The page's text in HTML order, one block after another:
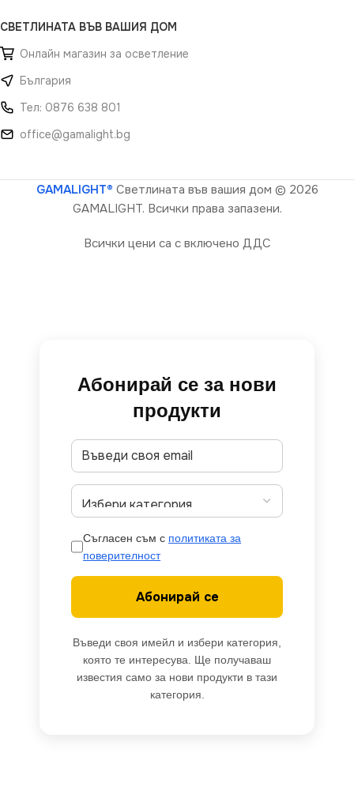
СВЕТЛИНАТА ВЪВ ВАШИЯ ДОМ
Онлайн магазин за осветление
България
Тел: 0876 638 801
office@gamalight.bg
GAMALIGHT® Светлината във вашия дом © 2026
GAMALIGHT. Всички права запазени.
Всички цени са с включено ДДС
Абонирай се за нови
продукти
Съгласен съм с политиката за
поверителност
Абонирай се
Въведи своя имейл и избери категория,
която те интересува. Ще получаваш
известия само за нови продукти в тази
категория.